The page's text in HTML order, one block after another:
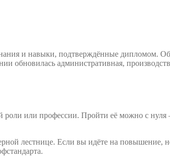
и навыки, подтверждённые дипломом.
обновилась административная,
роли или профессии. Пройти её можно с
лестнице. Если вы идёте на повышение,